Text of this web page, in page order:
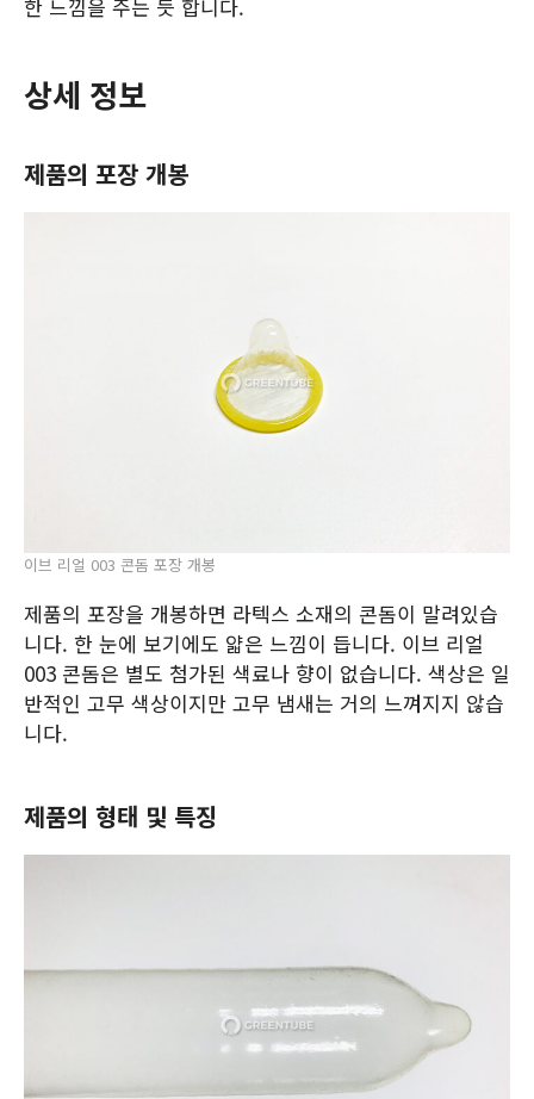
한 느낌을 주는 듯 합니다.
상세 정보
제품의 포장 개봉
이브 리얼 003 콘돔 포장 개봉
제품의 포장을 개봉하면 라텍스 소재의 콘돔이 말려있습
니다. 한 눈에 보기에도 얇은 느낌이 듭니다. 이브 리얼
003 콘돔은 별도 첨가된 색료나 향이 없습니다. 색상은 일
반적인 고무 색상이지만 고무 냄새는 거의 느껴지지 않습
니다.
제품의 형태 및 특징